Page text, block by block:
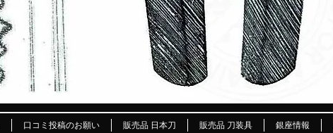
口コミ投稿のお願い 販売品 日本刀 販売品 刀装具 銀座情報